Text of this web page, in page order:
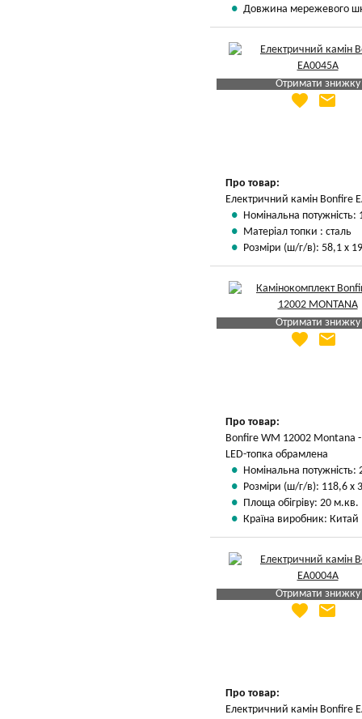
Довжина мережевого
Отримати знижку
Яка Ваша ціна
favorite email
Про товар:
Електричний камін Bonfire
Номінальна потужність:
Матеріал топки : сталь
Розміри (ш/г/в): 58,1 х
Отримати знижку
Яка Ваша ціна
favorite email
Про товар:
Bonfire WM 12002 Montana
LED-топка обрамлена
Номінальна потужність:
Розміри (ш/г/в): 118,6 х
Площа обігріву: 20 м.кв.
Країна виробник: Китай
Отримати знижку
Яка Ваша ціна
favorite email
Про товар:
Електричний камін Bonfire